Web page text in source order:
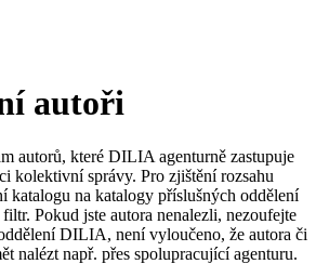
autoři
autorů, které DILIA agenturně zastupuje
kolektivní správy. Pro zjištění rozsahu
katalogu na katalogy příslušných oddělení
Pokud jste autora nenalezli, nezoufejte
DILIA, není vyloučeno, že autora či
nalézt např. přes spolupracující agenturu.